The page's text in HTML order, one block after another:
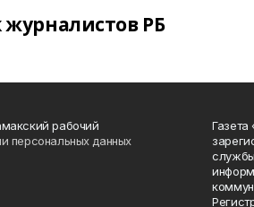
РБ
рабочий
персональных данных